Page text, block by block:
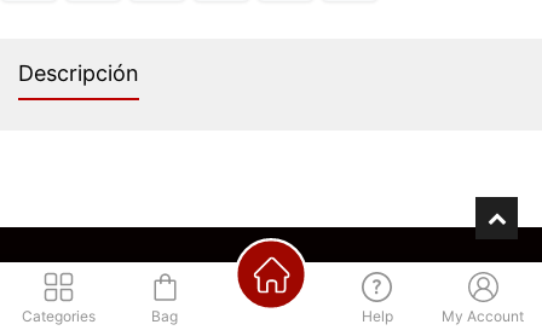
Descripción
Categories Bag Help My Account
Los mejores precios
Regístrate para acceder